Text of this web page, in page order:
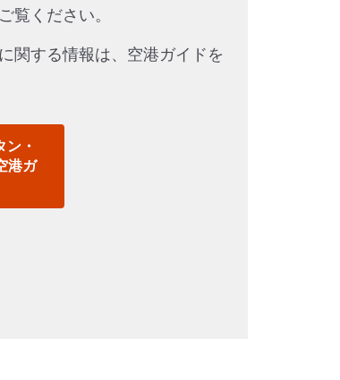
覧ください。
関する情報は、空港ガイドを
ン・
港ガ